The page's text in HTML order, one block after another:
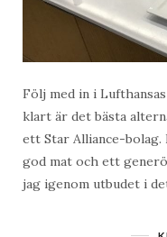
Följ med in i
klart är det bästa
ett Star Alliance-
god mat och ett
jag igenom utbudet i